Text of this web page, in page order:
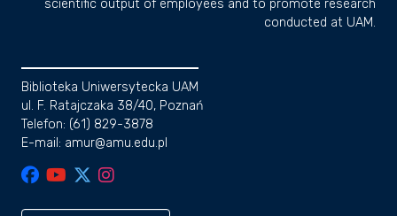
scientific output of employees and to promote research
conducted at UAM.
Biblioteka Uniwersytecka UAM
ul. F. Ratajczaka 38/40, Poznań
Telefon: (61) 829-3878
E-mail: amur@amu.edu.pl